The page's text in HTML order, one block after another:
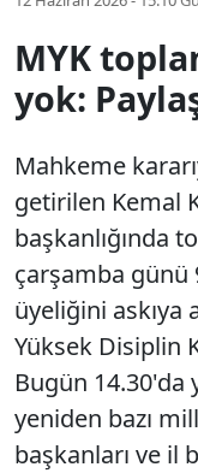
MYK
yok:
Mahkeme
getirilen Kemal
başkanlığında
çarşamba günü
üyeliğini askıya
Yüksek Disiplin
Bugün 14.30'da
yeniden bazı
başkanları ve il